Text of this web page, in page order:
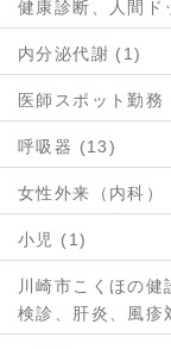
健康診断、人間ド
内分泌代謝 (1)
医師スポット勤
呼吸器 (13)
女性外来（内科）
小児 (1)
川崎市こくほの
検診、肝炎、風疹